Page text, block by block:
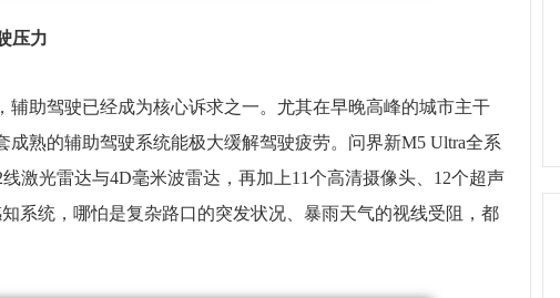
压力
辅助驾驶已经成为核心诉求之一。尤其在早晚高峰的城市主干
熟的辅助驾驶系统能极大缓解驾驶疲劳。问界新M5 Ultra全系
激光雷达与4D毫米波雷达，再加上11个高清摄像头、12个超声
系统，哪怕是复杂路口的突发状况、暴雨天气的视线受阻，都